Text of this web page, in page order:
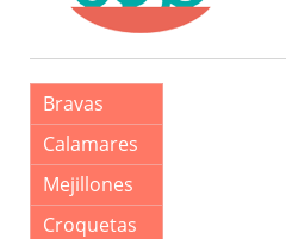
Bravas
Calamares
Mejillones
Croquetas